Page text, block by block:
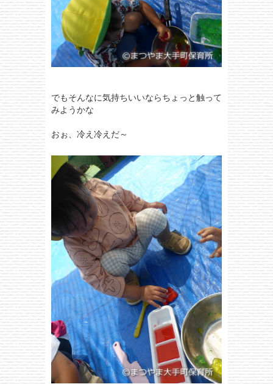
でもそんなに気持ちいいならちょっと触って
みようかな
おぉ、冷え冷えだ～